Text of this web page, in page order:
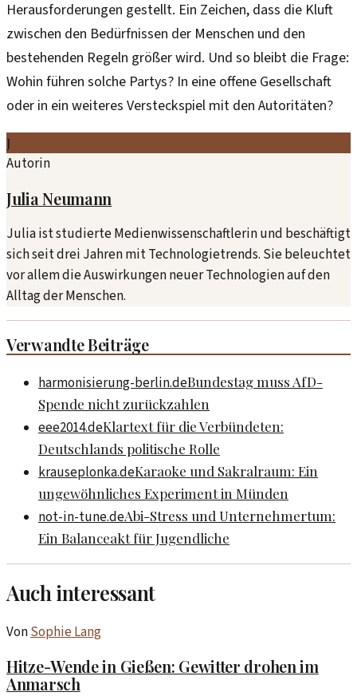
Herausforderungen gestellt. Ein Zeichen, dass die Kluft
zwischen den Bedürfnissen der Menschen und den
bestehenden Regeln größer wird. Und so bleibt die Frage:
Wohin führen solche Partys? In eine offene Gesellschaft
oder in ein weiteres Versteckspiel mit den Autoritäten?
J
Autorin
Julia Neumann
Julia ist studierte Medienwissenschaftlerin und beschäftigt
sich seit drei Jahren mit Technologietrends. Sie beleuchtet
vor allem die Auswirkungen neuer Technologien auf den
Alltag der Menschen.
Verwandte Beiträge
harmonisierung-berlin.deBundestag muss AfD-
Spende nicht zurückzahlen
eee2014.deKlartext für die Verbündeten:
Deutschlands politische Rolle
krauseplonka.deKaraoke und Sakralraum: Ein
ungewöhnliches Experiment in Münden
not-in-tune.deAbi-Stress und Unternehmertum:
Ein Balanceakt für Jugendliche
Auch interessant
VonSophie Lang
Hitze-Wende in Gießen: Gewitter drohen im
Anmarsch